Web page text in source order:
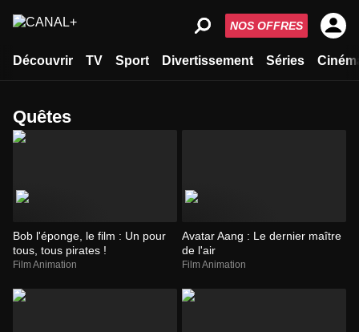
Découvrir TV Sport Divertissement Séries
NOS OFFRES
quêtes
Bob l'éponge, le film : Un pour
tous, tous pirates !
Film Animation
Avatar Aang : Le dernier maître
de l'air
Film Animation